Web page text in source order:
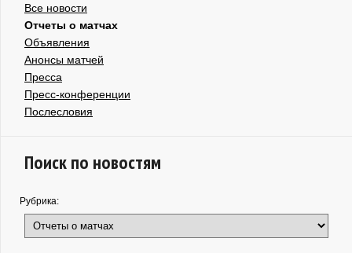
Все новости
Отчеты о матчах
Объявления
Анонсы матчей
Пресса
Пресс-конференции
Послесловия
Поиск по новостям
Рубрика: